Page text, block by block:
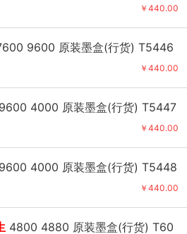
￥440.00
9600 原装墨盒(行货) T5446
￥440.00
4000 原装墨盒(行货) T5447
￥440.00
4000 原装墨盒(行货) T5448
￥440.00
4800 4880 原装墨盒(行货) T60